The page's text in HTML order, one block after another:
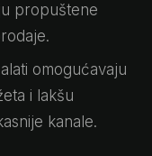
propuštene
omogućavaju
i lakšu
kanale.